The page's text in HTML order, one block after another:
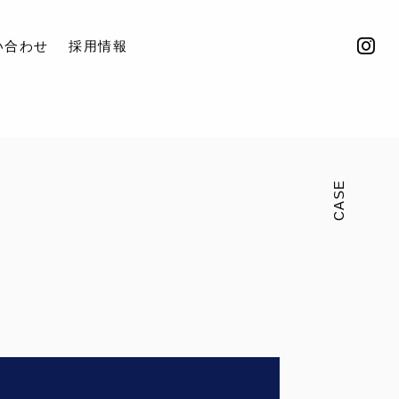
合わせ 採用情報
CASE